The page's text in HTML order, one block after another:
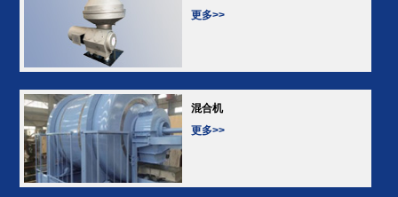
更多>>
混合机
更多>>